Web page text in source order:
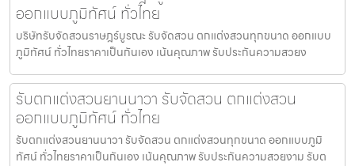
ออกแบบภูมิทัศน์ ทั่วไทย
บริษัทรับจัดสวนราษฎร์บูรณะ รับจัดสวน ตกแต่งสวนทุกขนาด ออกแบบ
ภูมิทัศน์ ทั่วไทยราคาเป็นกันเอง เน้นคุณภาพ รับประกันความสวยง
รับตกแต่งสวนยานนาวา รับจัดสวน ตกแต่งสวน
ออกแบบภูมิทัศน์ ทั่วไทย
รับตกแต่งสวนยานนาวา รับจัดสวน ตกแต่งสวนทุกขนาด ออกแบบภูมิ
ทัศน์ ทั่วไทยราคาเป็นกันเอง เน้นคุณภาพ รับประกันความสวยงาม รับต